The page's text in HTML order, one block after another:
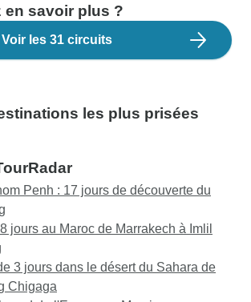
en savoir plus ?
Voir les 31 circuits
les plus prisées
Penh : 17 jours de découverte du
jours au Maroc de Marrakech à Imlil
3 jours dans le désert du Sahara de
Chigaga